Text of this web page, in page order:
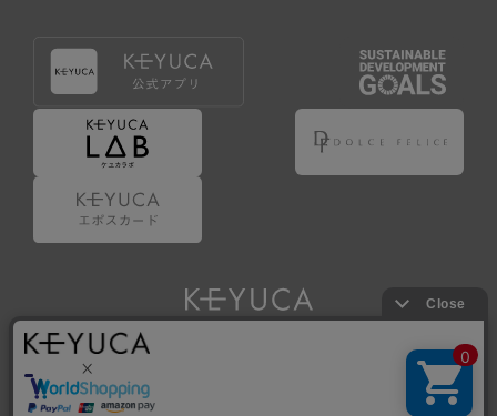
（5） その他、本規約または個別規定に違反した場合。
4.会員登録が取り消された場合においても、当該会員は、
弊社とのお取引等により既に発生した支払義務等の取引上
の義務および本規約上の義務の履行責任を免れないものと
します。
5.仮登録とは、ケユカが提供するアプリ等でサービスを利
用するための簡易的な会員登録（以下「仮登録」といいま
6.仮登録をすることで、第9条のポイント付与を受けるこ
とができます。
7.仮登録状態はポイントの利用は行えず、第3条1項の通り
に登録完了することでポイント利用が行えるようになりま
す。
Copyright © KAWAJUN Co., Ltd. All Rights Reserved.